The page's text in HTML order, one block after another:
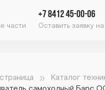
части
+7 8412 45-00-06
Оставить заявку
Каталог